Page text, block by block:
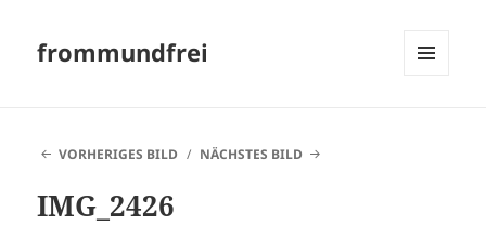
frommundfrei
VORHERIGES BILD
NÄCHSTES BILD
IMG_2426